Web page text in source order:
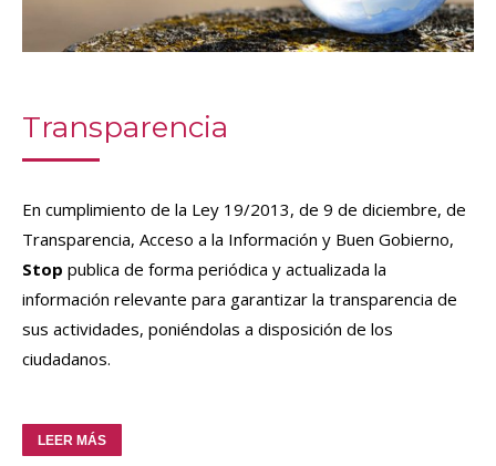
Transparencia
En cumplimiento de la Ley 19/2013, de 9 de diciembre, de
Transparencia, Acceso a la Información y Buen Gobierno,
Stop publica de forma periódica y actualizada la
información relevante para garantizar la transparencia de
sus actividades, poniéndolas a disposición de los
ciudadanos.
LEER MÁS